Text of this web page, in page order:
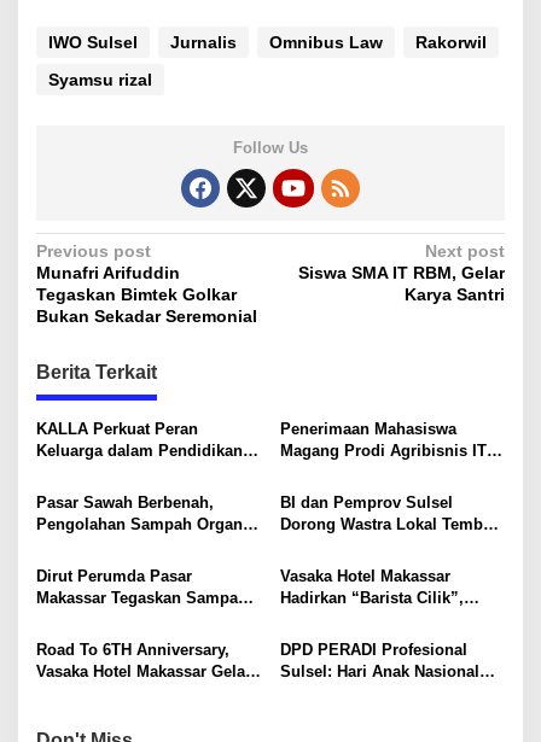
IWO Sulsel Jurnalis Omnibus Law
Rakorwil
Syamsu rizal
Follow Us
P
o
s
t
n
a
v
i
g
a
t
o
Previous post
Munafri Arifuddin
Tegaskan Bimtek Golkar
Bukan Sekadar Seremonial
Next post
Siswa SMA IT RBM, Gelar
Karya Santri
Berita Terkait
KALLA Perkuat Peran
Keluarga dalam Pendidikan
Explorers
Penerimaan Mahasiswa
Magang Prodi Agribisnis ITP
Perkuat Kompetensi Lewat
Program MBKM
Pasar Sawah Berbenah,
Pengolahan Sampah Organik
BI dan Pemprov Sulsel
Dorong Wastra Lokal Tembus
Mancanegara
Dirut Perumda Pasar
Makassar Tegaskan Sampah
Bukan Dibuang ke TPA
Vasaka Hotel Makassar
Hadirkan “Barista Cilik”,
Untuk Anak-Anak
Road To 6TH Anniversary,
Vasaka Hotel Makassar Gelar
Untuk Anak-Anak
DPD PERADI Profesional
Sulsel: Hari Anak Nasional